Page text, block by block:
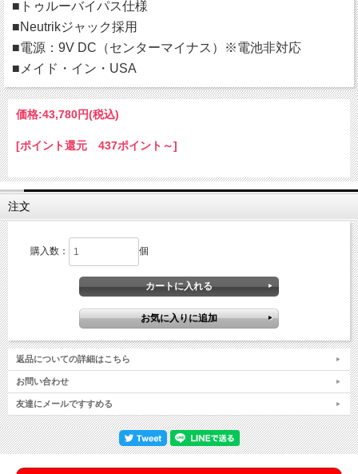
■トゥルーバイパス仕様
■Neutrikジャック採用
■電源：9V DC（センターマイナス）※電池非対応
■メイド・イン・USA
価格:43,780円(税込)
[ポイント還元 437ポイント～]
注文
購入数： 個
返品についての詳細はこちら
お問い合わせ
友達にメールですすめる